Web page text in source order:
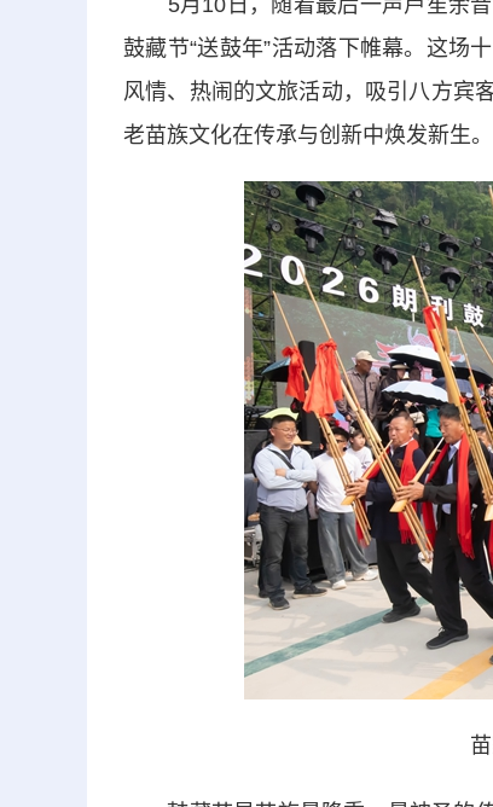
5月10日，随着最后一声芦笙余音
鼓藏节“送鼓年”活动落下帷幕。这场
风情、热闹的文旅活动，吸引八方宾
老苗族文化在传承与创新中焕发新生。